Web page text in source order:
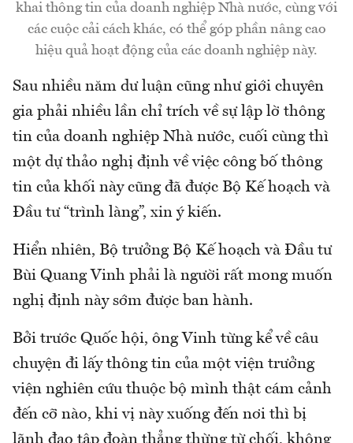
khai thông tin của doanh nghiệp Nhà nước, cùng với
các cuộc cải cách khác, có thể góp phần nâng cao
hiệu quả hoạt động của các doanh nghiệp này.
Sau nhiều năm dư luận cũng như giới chuyên
gia phải nhiều lần chỉ trích về sự lập lờ thông
tin của doanh nghiệp Nhà nước, cuối cùng thì
một dự thảo nghị định về việc công bố thông
tin của khối này cũng đã được Bộ Kế hoạch và
Đầu tư “trình làng”, xin ý kiến.
Hiển nhiên, Bộ trưởng Bộ Kế hoạch và Đầu tư
Bùi Quang Vinh phải là người rất mong muốn
nghị định này sớm được ban hành.
Bởi trước Quốc hội, ông Vinh từng kể về câu
chuyện đi lấy thông tin của một viện trưởng
viện nghiên cứu thuộc bộ mình thật cám cảnh
đến cỡ nào, khi vị này xuống đến nơi thì bị
lãnh đạo tập đoàn thẳng thừng từ chối, không